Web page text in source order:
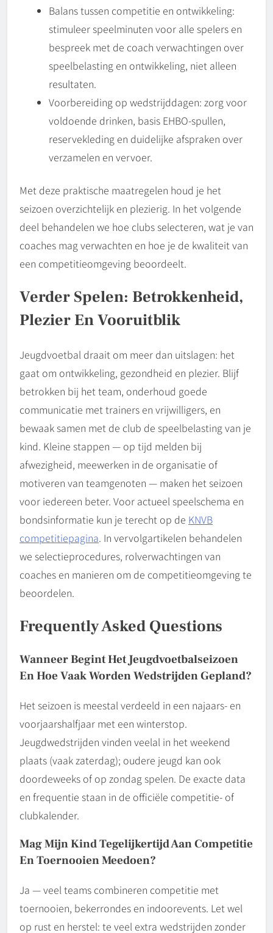
Balans tussen competitie en ontwikkeling:
stimuleer speelminuten voor alle spelers en
bespreek met de coach verwachtingen over
speelbelasting en ontwikkeling, niet alleen
resultaten.
Voorbereiding op wedstrijddagen: zorg voor
voldoende drinken, basis EHBO-spullen,
reservekleding en duidelijke afspraken over
verzamelen en vervoer.
Met deze praktische maatregelen houd je het
seizoen overzichtelijk en plezierig. In het volgende
deel behandelen we hoe clubs selecteren, wat je van
coaches mag verwachten en hoe je de kwaliteit van
een competitieomgeving beoordeelt.
Verder Spelen: Betrokkenheid,
Plezier En Vooruitblik
Jeugdvoetbal draait om meer dan uitslagen: het
gaat om ontwikkeling, gezondheid en plezier. Blijf
betrokken bij het team, onderhoud goede
communicatie met trainers en vrijwilligers, en
bewaak samen met de club de speelbelasting van je
kind. Kleine stappen — op tijd melden bij
afwezigheid, meewerken in de organisatie of
motiveren van teamgenoten — maken het seizoen
voor iedereen beter. Voor actueel speelschema en
bondsinformatie kun je terecht op de KNVB
competitiepagina. In vervolgartikelen behandelen
we selectieprocedures, rolverwachtingen van
coaches en manieren om de competitieomgeving te
beoordelen.
Frequently Asked Questions
Wanneer Begint Het Jeugdvoetbalseizoen
En Hoe Vaak Worden Wedstrijden Gepland?
Het seizoen is meestal verdeeld in een najaars- en
voorjaarshalfjaar met een winterstop.
Jeugdwedstrijden vinden veelal in het weekend
plaats (vaak zaterdag); oudere jeugd kan ook
doordeweeks of op zondag spelen. De exacte data
en frequentie staan in de officiële competitie- of
clubkalender.
Mag Mijn Kind Tegelijkertijd Aan Competitie
En Toernooien Meedoen?
Ja — veel teams combineren competitie met
toernooien, bekerrondes en indoorevents. Let wel
op rust en herstel: te veel extra wedstrijden zonder